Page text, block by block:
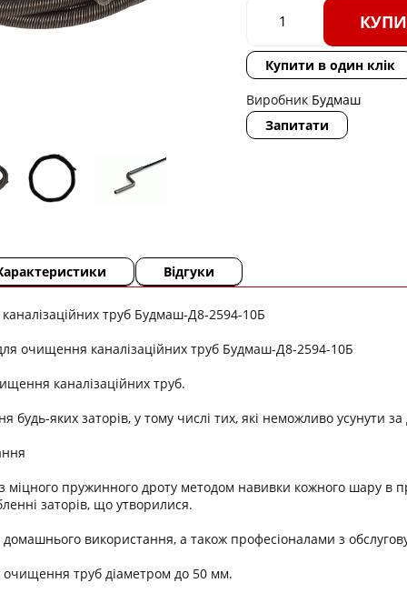
Купити в один клік
Виробник Будмаш
Запитати
Відгуки
труб Будмаш-Д8-2594-10Б
очищення каналізаційних труб Будмаш-Д8-2594-10Б
каналізаційних труб.
будь-яких заторів, у тому числі тих, які неможливо усунути
міцного пружинного дроту методом навивки кожного шару в
заторів, що утворилися.
використання, а також професіоналами з
очищення труб діаметром до 50 мм.